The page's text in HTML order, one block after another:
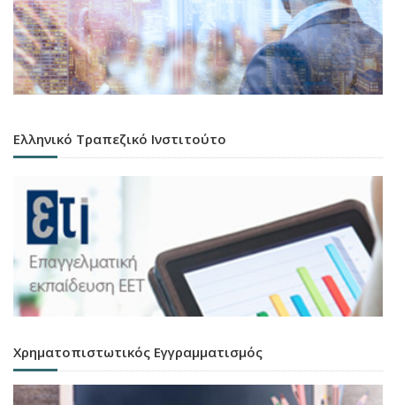
Ελληνικό Τραπεζικό Ινστιτούτο
Χρηματοπιστωτικός Εγγραμματισμός